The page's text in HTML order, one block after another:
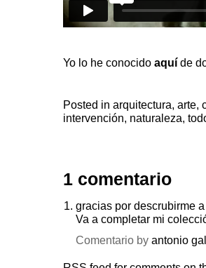
Yo lo he conocido aquíde
Posted in arquitectura, arte,
intervención, naturaleza,
1 comentario
gracias por descrubirme
Va a completar mi
Comentario by antonio